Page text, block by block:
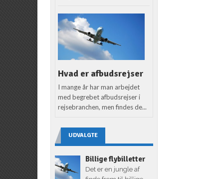
Hvad er afbudsrejser
I mange år har man arbejdet
med begrebet afbudsrejser i
rejsebranchen, men findes de...
UDVALGTE
Billige flybilletter
Det er en jungle af